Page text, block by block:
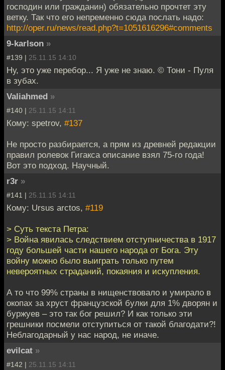
господин или гражданин) обязательно прочтет эту
ветку. Так что его непременно сюда послать надо:
http://oper.ru/news/read.php?t=1051616296#comments
9-karlson »
#139 | 25.11.15 14:10
Ну, это уже перебор... Я уже не знаю. © Тони - Пуля
в зубах.
Valiahmed »
#140 | 25.11.15 14:11
Кому: spetrov, #137
Не просто разбирается, а прям из древней редакции
правил ролевок Гигакса описание взял 75-го года!
Вот это подход. Научный.
r3r »
#141 | 25.11.15 14:11
Кому: Ursus arctos, #119
> Суть текста Петра:
> Война явилась следствием отступничества в 1917
году большей части нашего народа от Бога. Эту
войну можно было выиграть только путем
невероятных страданий, покаяния и искупления.
А то что 99% страны в нищенствовало и умирало в
окопах за хруст французской булки для 1% дворян и
буржуев – это так бог решил? И как только эти
грешники посмели отступиться от такой благодати?!
Неблагодарный у нас народ, не иначе.
evilcat »
#142 | 25.11.15 14:11